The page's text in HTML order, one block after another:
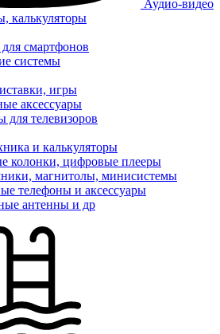
Аудио-видео
калькуляторы
смартфонов
системы
игры
аксессуары
телевизоров
и калькуляторы
колонки, цифровые плееры
магнитолы, минисистемы
телефоны и аксессуары
антенны и др